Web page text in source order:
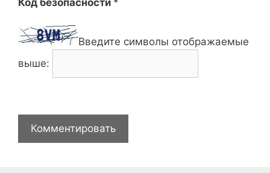
Введите символы отображаемые
выше: